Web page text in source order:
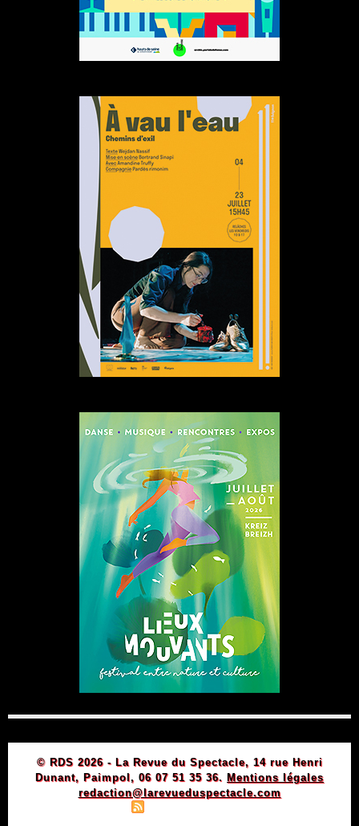
© RDS 2026 - La Revue du Spectacle, 14 rue Henri
Dunant, Paimpol, 06 07 51 35 36. Mentions légales
redaction@larevueduspectacle.com